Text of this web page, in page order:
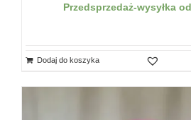
Przedsprzedaż-wysyłka
Dodaj do koszyka